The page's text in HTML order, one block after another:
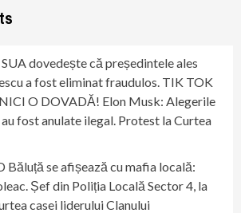
dovedește că președintele ales
a fost eliminat fraudulos. TIK TOK
O DOVADĂ! Elon Musk: Alegerile
fost anulate ilegal. Protest la Curtea
Băluță se afișează cu mafia locală:
Șef din Poliția Locală Sector 4, la
casei liderului Clanului